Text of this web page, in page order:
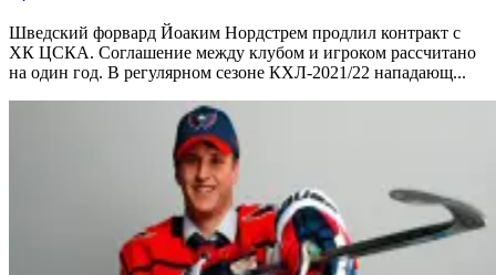
Шведский форвард Йоаким Нордстрем продлил контракт с
ХК ЦСКА. Соглашение между клубом и игроком рассчитано
на один год. В регулярном сезоне КХЛ-2021/22 нападающ...